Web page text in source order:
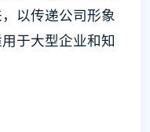
以传递公司形象
于大型企业和知